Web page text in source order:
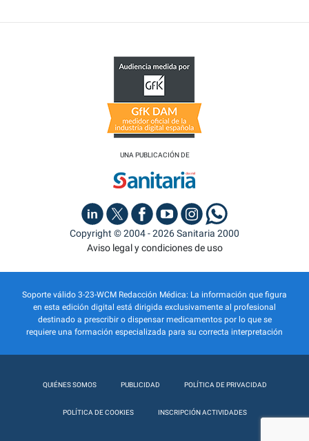
UNA PUBLICACIÓN DE
Copyright © 2004 - 2026 Sanitaria 2000
Aviso legal y condiciones de uso
Soporte válido 3-23-WCM Redacción Médica: La información que figura
en esta edición digital está dirigida exclusivamente al profesional
destinado a prescribir o dispensar medicamentos por lo que se
requiere una formación especializada para su correcta interpretación
QUIÉNES SOMOS PUBLICIDAD POLÍTICA DE PRIVACIDAD
POLÍTICA DE COOKIES INSCRIPCIÓN ACTIVIDADES